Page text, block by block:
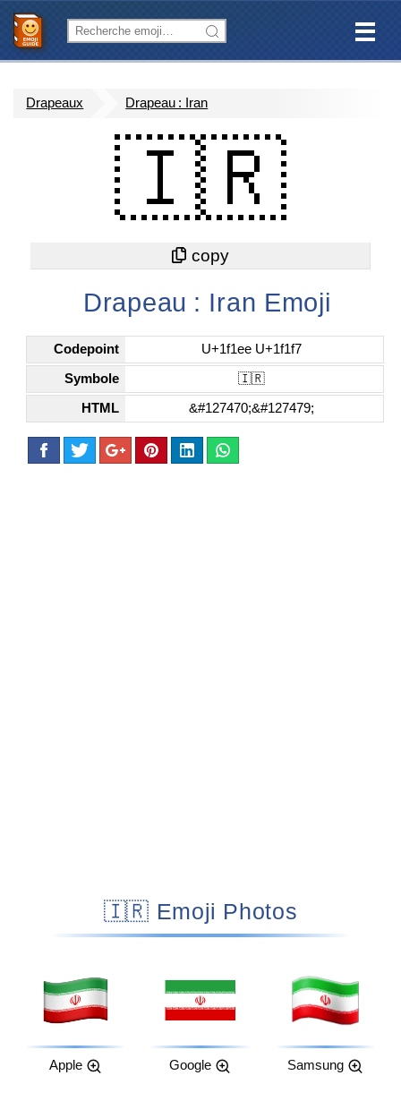
Drapeaux Drapeau : Iran
🇮🇷
Drapeau : Iran Emoji
Codepoint U+1f1ee U+1f1f7
Symbole 🇮🇷
HTML &#127470;&#127479;
🇮🇷 Emoji Photos
Apple Google Samsung